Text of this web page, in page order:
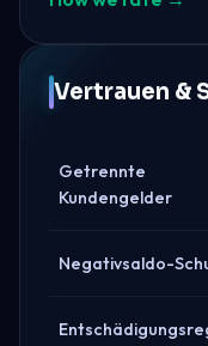
Vertrauen &
Getrennte
Kundengelder
Negativsaldo-